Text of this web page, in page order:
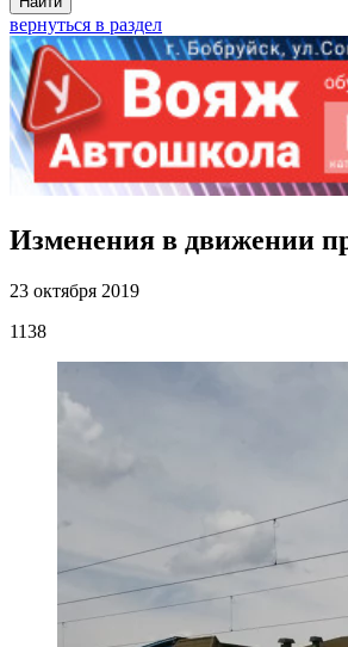
вернуться в раздел
Изменения в движении
23 октября 2019
1138